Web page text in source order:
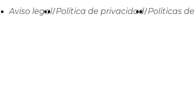
Aviso legal/Política de privacidad/Políticas